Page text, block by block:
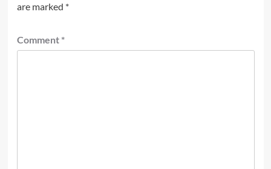
are marked *
Comment *